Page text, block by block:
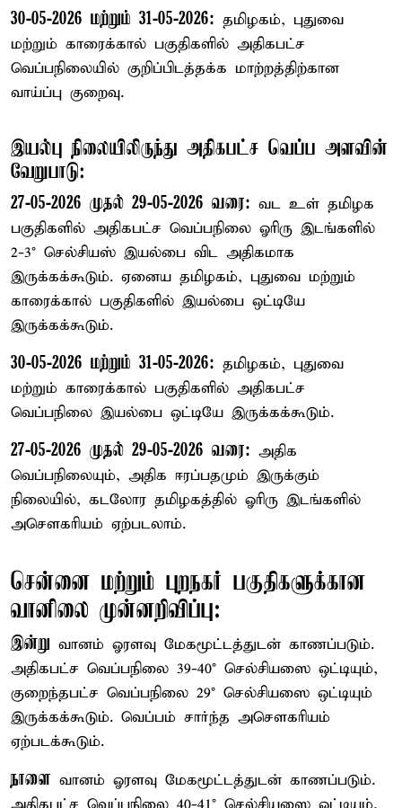
30-05-2026 மற்றும் 31-05-2026: தமிழகம், புதுவை
மற்றும் காரைக்கால் பகுதிகளில் அதிகபட்ச
வெப்பநிலையில் குறிப்பிடத்தக்க மாற்றத்திற்கான
வாய்ப்பு குறைவு.
இயல்பு நிலையிலிருந்து அதிகபட்ச வெப்ப அளவின்
வேறுபாடு:
27-05-2026 முதல் 29-05-2026 வரை: வட உள் தமிழக
பகுதிகளில் அதிகபட்ச வெப்பநிலை ஓரிரு இடங்களில்
2-3° செல்சியஸ் இயல்பை விட அதிகமாக
இருக்கக்கூடும். ஏனைய தமிழகம், புதுவை மற்றும்
காரைக்கால் பகுதிகளில் இயல்பை ஒட்டியே
இருக்கக்கூடும்.
30-05-2026 மற்றும் 31-05-2026: தமிழகம், புதுவை
மற்றும் காரைக்கால் பகுதிகளில் அதிகபட்ச
வெப்பநிலை இயல்பை ஒட்டியே இருக்கக்கூடும்.
27-05-2026 முதல் 29-05-2026 வரை: அதிக
வெப்பநிலையும், அதிக ஈரப்பதமும் இருக்கும்
நிலையில், கடலோர தமிழகத்தில் ஓரிரு இடங்களில்
அசௌகரியம் ஏற்படலாம்.
சென்னை மற்றும் புறநகர் பகுதிகளுக்கான
வானிலை முன்னறிவிப்பு:
இன்று வானம் ஓரளவு மேகமூட்டத்துடன் காணப்படும்.
அதிகபட்ச வெப்பநிலை 39-40° செல்சியஸை ஒட்டியும்,
குறைந்தபட்ச வெப்பநிலை 29° செல்சியஸை ஒட்டியும்
இருக்கக்கூடும். வெப்பம் சார்ந்த அசௌகரியம்
ஏற்படக்கூடும்.
நாளை வானம் ஓரளவு மேகமூட்டத்துடன் காணப்படும்.